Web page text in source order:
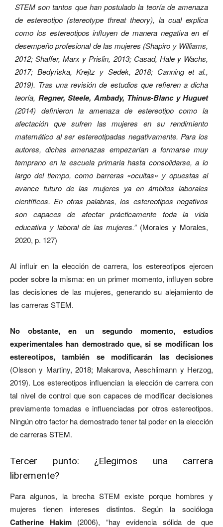
STEM son tantos que han postulado la teoría de amenaza
de estereotipo (stereotype threat theory), la cual explica
como los estereotipos influyen de manera negativa en el
desempeño profesional de las mujeres (Shapiro y Williams,
2012; Shaffer, Marx y Prislin, 2013; Casad, Hale y Wachs,
2017; Bedyńska, Krejtz y Sedek, 2018; Canning et al.,
2019). Tras una revisión de estudios que refieren a dicha
teoría, Regner, Steele, Ambady, Thinus-Blanc y Huguet
(2014) definieron la amenaza de estereotipo como la
afectación que sufren las mujeres en su rendimiento
matemático al ser estereotipadas negativamente. Para los
autores, dichas amenazas empezarían a formarse muy
temprano en la escuela primaria hasta consolidarse, a lo
largo del tiempo, como barreras «ocultas» y opuestas al
avance futuro de las mujeres ya en ámbitos laborales
científicos. En otras palabras, los estereotipos negativos
son capaces de afectar prácticamente toda la vida
educativa y laboral de las mujeres.”(Morales y Morales,
2020, p. 127)
Al influir en la elección de carrera, los estereotipos ejercen
poder sobre la misma: en un primer momento, influyen sobre
las decisiones de las mujeres, generando su alejamiento de
las carreras STEM.
No obstante, en un segundo momento, estudios
experimentales han demostrado que, si se modifican los
estereotipos, también se modificarán las decisiones
(Olsson y Martiny, 2018; Makarova, Aeschlimann y Herzog,
2019). Los estereotipos influencian la elección de carrera con
tal nivel de control que son capaces de modificar decisiones
previamente tomadas e influenciadas por otros estereotipos.
Ningún otro factor ha demostrado tener tal poder en la elección
de carreras STEM.
Tercer punto: ¿Elegimos una carrera
libremente?
Para algunos, la brecha STEM existe porque hombres y
mujeres tienen intereses distintos. Según la socióloga
Catherine Hakim(2006), “hay evidencia sólida de que